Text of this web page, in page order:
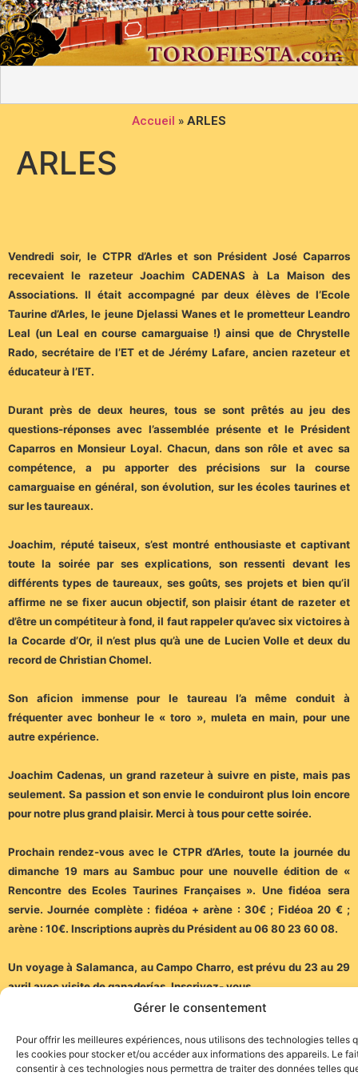
Gérer le consentement
Pour offrir les meilleures expériences, nous utilisons des technologies telles
les cookies pour stocker et/ou accéder aux informations des appareils. Le
consentir à ces technologies nous permettra de traiter des données telles
Accueil » ARLES
ARLES
Vendredi soir, le CTPR d’Arles et son Président José Caparros
recevaient le razeteur Joachim CADENAS à La Maison des
Associations. Il était accompagné par deux élèves de l’Ecole
Taurine d’Arles, le jeune Djelassi Wanes et le prometteur Leandro
Leal (un Leal en course camarguaise !) ainsi que de Chrystelle
Rado, secrétaire de l’ET et de Jérémy Lafare, ancien razeteur et
éducateur à l’ET.
Durant près de deux heures, tous se sont prêtés au jeu des
questions-réponses avec l’assemblée présente et le Président
Caparros en Monsieur Loyal. Chacun, dans son rôle et avec sa
compétence, a pu apporter des précisions sur la course
camarguaise en général, son évolution, sur les écoles taurines et
sur les taureaux.
Joachim, réputé taiseux, s’est montré enthousiaste et captivant
toute la soirée par ses explications, son ressenti devant les
différents types de taureaux, ses goûts, ses projets et bien qu’il
affirme ne se fixer aucun objectif, son plaisir étant de razeter et
d’être un compétiteur à fond, il faut rappeler qu’avec six victoires à
la Cocarde d’Or, il n’est plus qu’à une de Lucien Volle et deux du
record de Christian Chomel.
Son aficion immense pour le taureau l’a même conduit à
fréquenter avec bonheur le « toro », muleta en main, pour une
autre expérience.
Joachim Cadenas, un grand razeteur à suivre en piste, mais pas
seulement. Sa passion et son envie le conduiront plus loin encore
pour notre plus grand plaisir. Merci à tous pour cette soirée.
Prochain rendez-vous avec le CTPR d’Arles, toute la journée du
dimanche 19 mars au Sambuc pour une nouvelle édition de «
Rencontre des Ecoles Taurines Françaises ». Une fidéoa sera
servie. Journée complète : fidéoa + arène : 30€ ; Fidéoa 20 € ;
arène : 10€. Inscriptions auprès du Président au 06 80 23 60 08.
Un voyage à Salamanca, au Campo Charro, est prévu du 23 au 29
avril avec visite de ganaderías. Inscrivez- vous…